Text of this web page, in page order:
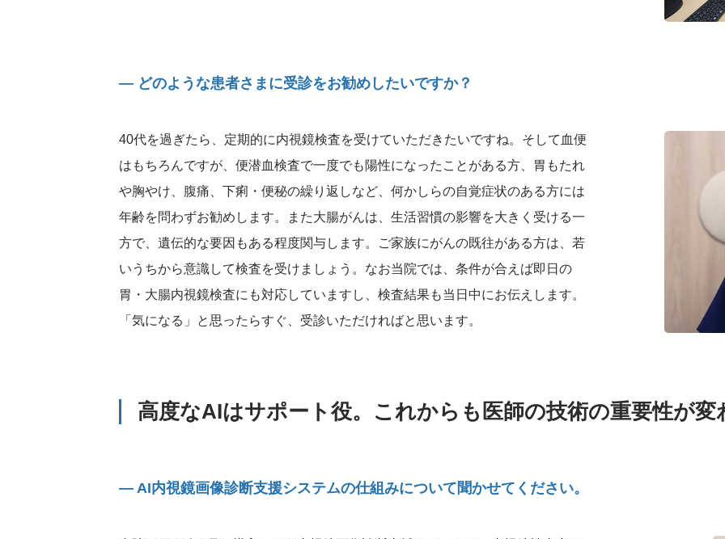
― どのような患者さまに受診をお勧めしたいですか？
40代を過ぎたら、定期的に内視鏡検査を受けていただきたいですね。そして血便
はもちろんですが、便潜血検査で一度でも陽性になったことがある方、胃もたれ
や胸やけ、腹痛、下痢・便秘の繰り返しなど、何かしらの自覚症状のある方には
年齢を問わずお勧めします。また大腸がんは、生活習慣の影響を大きく受ける一
方で、遺伝的な要因もある程度関与します。ご家族にがんの既往がある方は、若
いうちから意識して検査を受けましょう。なお当院では、条件が合えば即日の
胃・大腸内視鏡検査にも対応していますし、検査結果も当日中にお伝えします。
「気になる」と思ったらすぐ、受診いただければと思います。
高度なAIはサポート役。これからも医師の技術の重要性が
― AI内視鏡画像診断支援システムの仕組みについて聞かせてください。